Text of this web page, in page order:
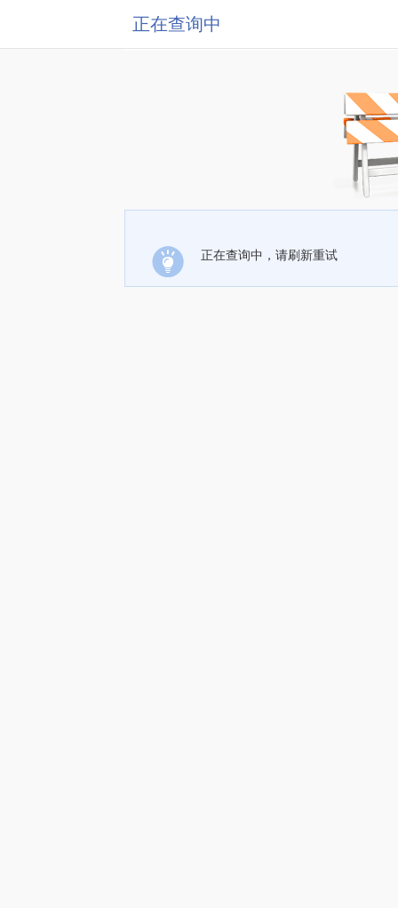
正在查询中
正在查询中，请刷新重试